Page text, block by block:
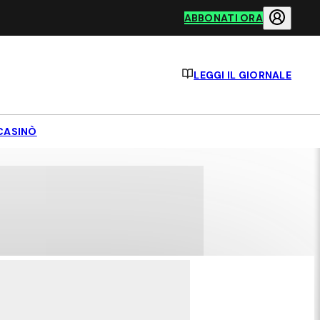
ABBONATI ORA
LEGGI IL GIORNALE